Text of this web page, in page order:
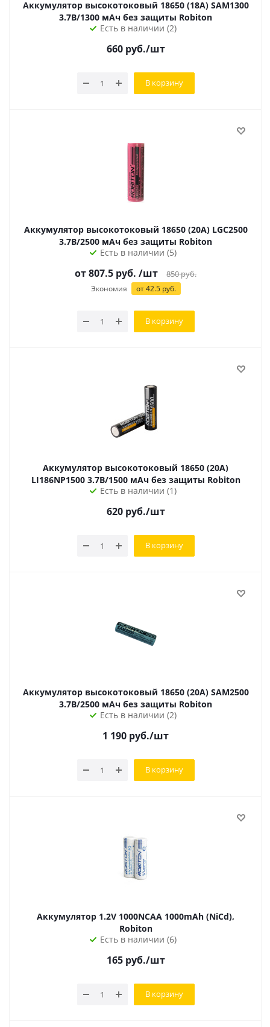
Аккумулятор высокотоковый 18650 (18А) SAM1300
3.7В/1300 мАч без защиты Robiton
Есть в наличии (2)
660руб./шт
В корзину
Аккумулятор высокотоковый 18650 (20А) LGC2500
3.7В/2500 мАч без защиты Robiton
Есть в наличии (5)
от 807.5 руб. /шт 850руб.
Экономия от 42.5 руб.
В корзину
Аккумулятор высокотоковый 18650 (20А)
LI186NP1500 3.7В/1500 мАч без защиты Robiton
Есть в наличии (1)
620руб./шт
В корзину
Аккумулятор высокотоковый 18650 (20А) SAM2500
3.7В/2500 мАч без защиты Robiton
Есть в наличии (2)
1 190 руб./шт
В корзину
Аккумулятор 1.2V 1000NCAA 1000mAh (NiCd),
Robiton
Есть в наличии (6)
165руб./шт
В корзину